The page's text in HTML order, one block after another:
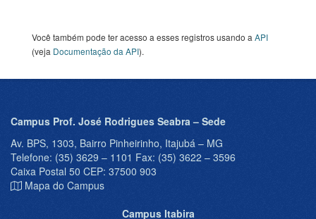
Você também pode ter acesso a esses registros usando a API
(veja Documentação da API).
Campus Prof. José Rodrigues Seabra – Sede
Av. BPS, 1303, Bairro Pinheirinho, Itajubá – MG
Telefone: (35) 3629 – 1101 Fax: (35) 3622 – 3596
Caixa Postal 50 CEP: 37500 903
Mapa do Campus
Campus Itabira